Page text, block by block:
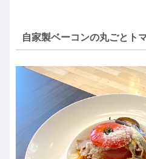
自家製ベーコンの丸ごと